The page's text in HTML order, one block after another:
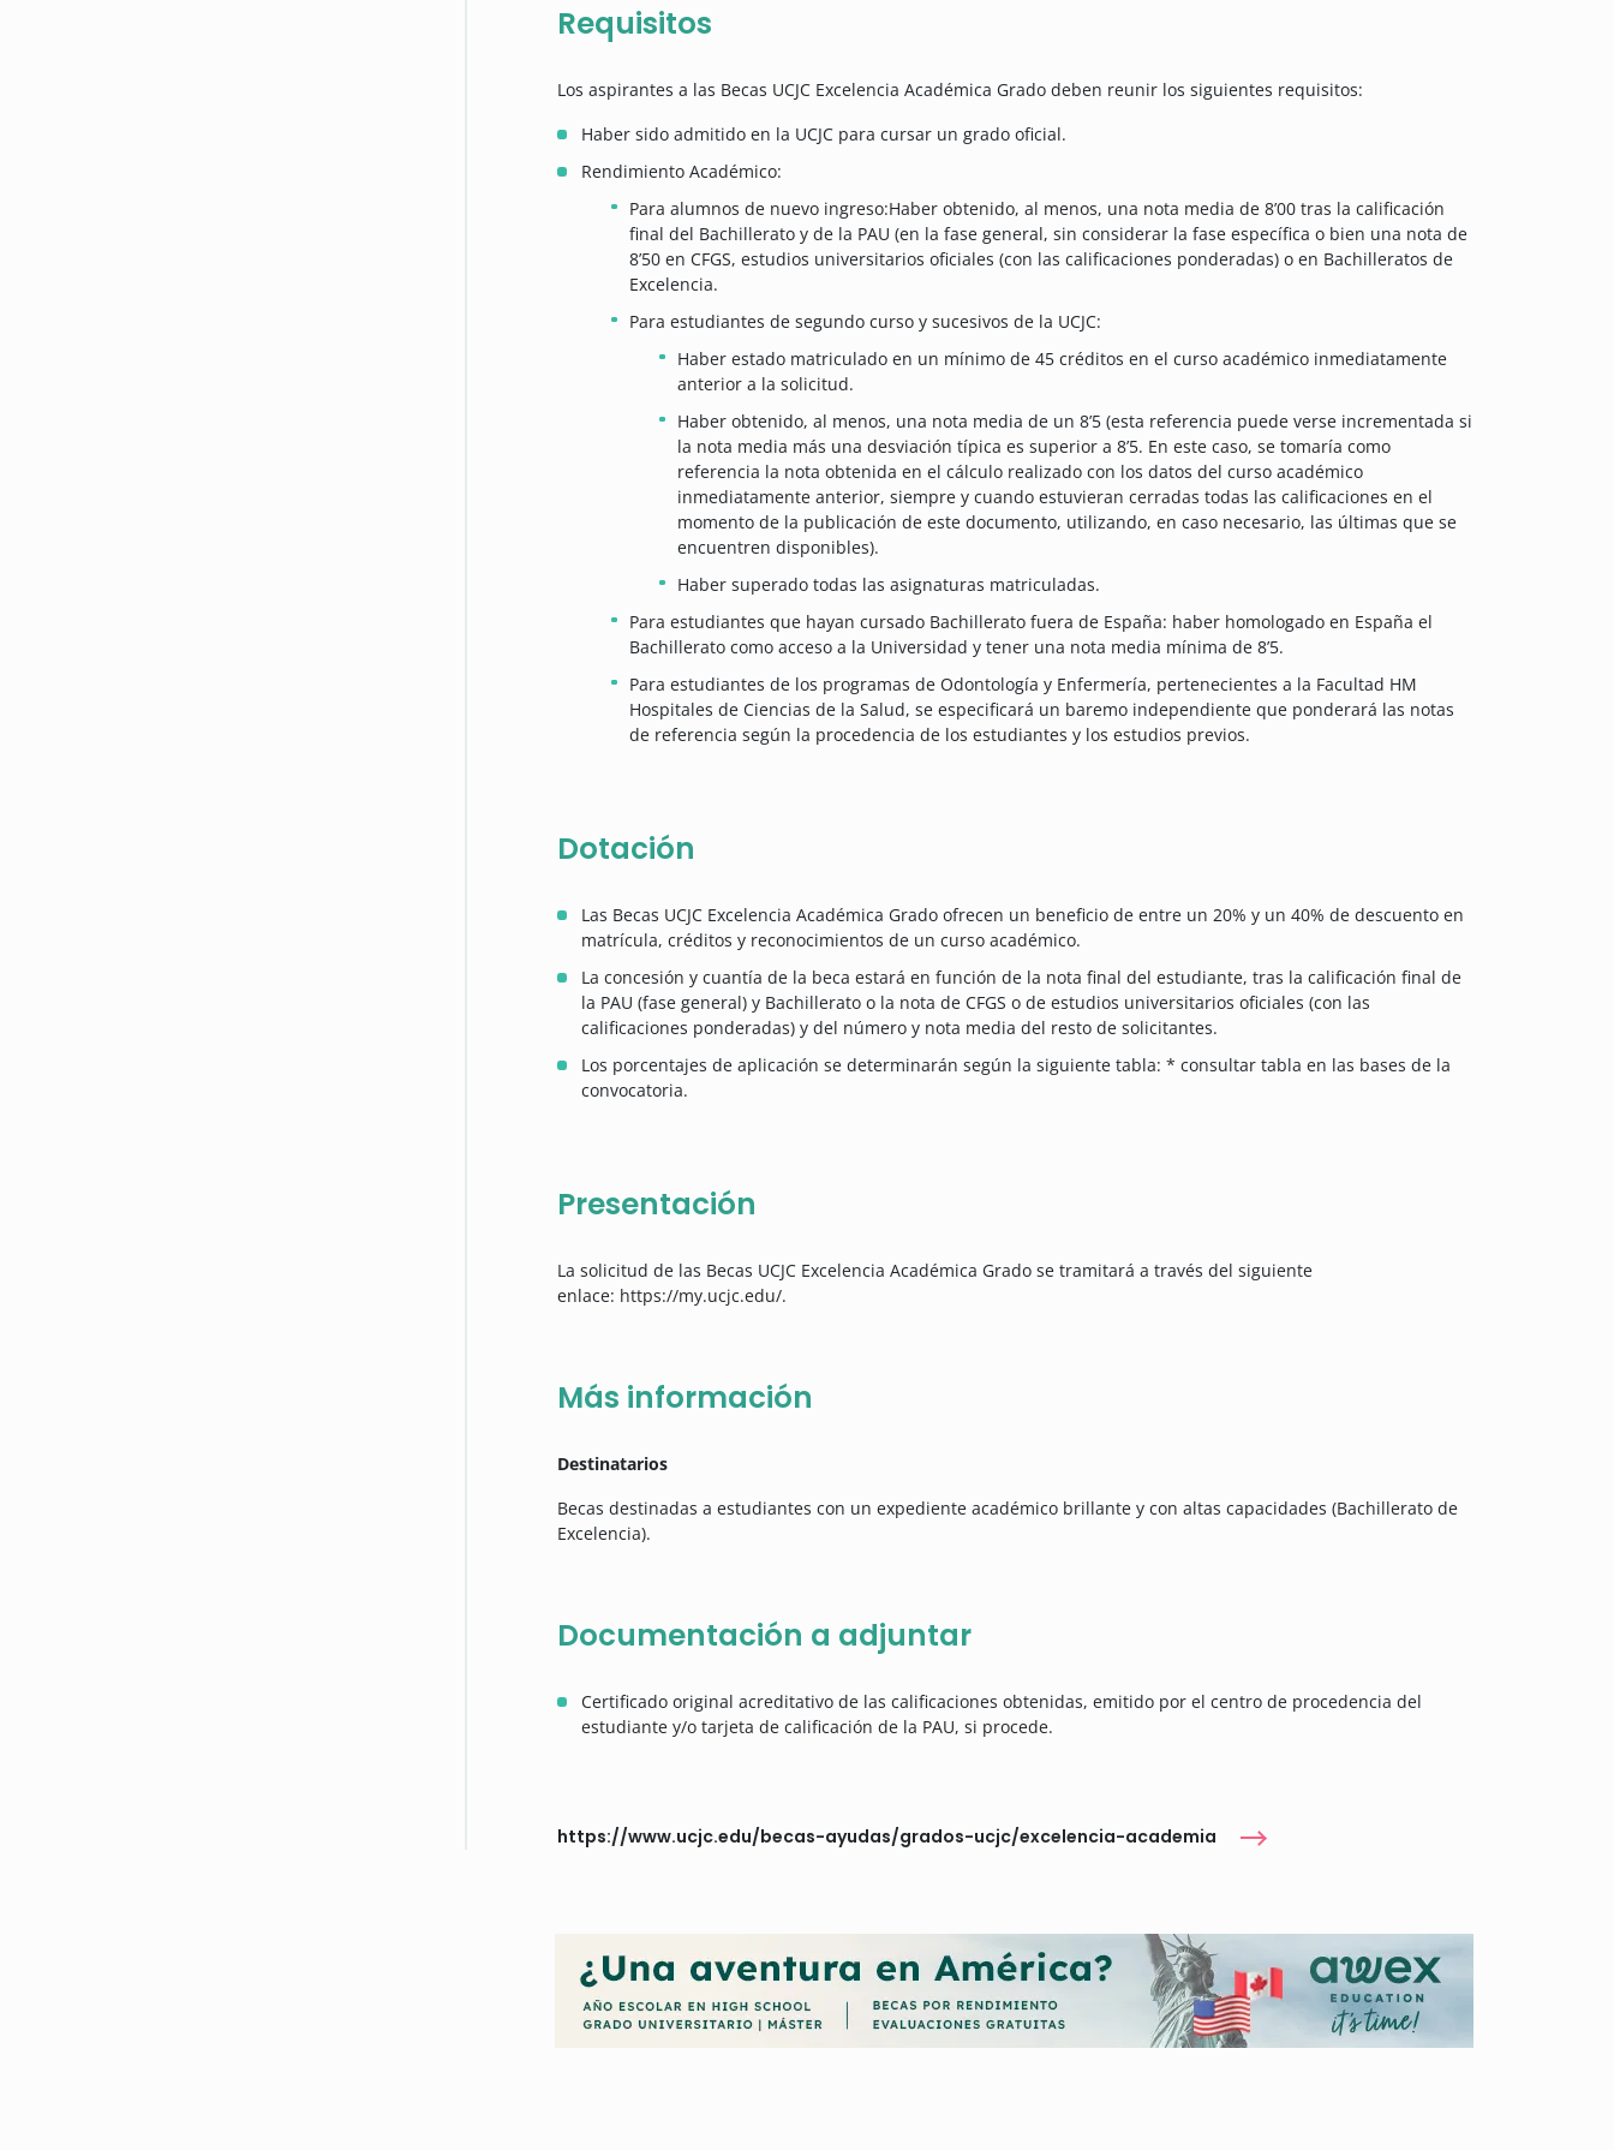
Requisitos
Los aspirantes a las Becas UCJC Excelencia Académica Grado deben reunir los siguientes requisitos:
Haber sido admitido en la UCJC para cursar un grado oficial.
Rendimiento Académico:
Para alumnos de nuevo ingreso:Haber obtenido, al menos, una nota media de 8’00 tras la calificación
final del Bachillerato y de la PAU (en la fase general, sin considerar la fase específica o bien una nota de
8’50 en CFGS, estudios universitarios oficiales (con las calificaciones ponderadas) o en Bachilleratos de
Excelencia.
Para estudiantes de segundo curso y sucesivos de la UCJC:
Haber estado matriculado en un mínimo de 45 créditos en el curso académico inmediatamente
anterior a la solicitud.
Haber obtenido, al menos, una nota media de un 8’5 (esta referencia puede verse incrementada si
la nota media más una desviación típica es superior a 8’5. En este caso, se tomaría como
referencia la nota obtenida en el cálculo realizado con los datos del curso académico
inmediatamente anterior, siempre y cuando estuvieran cerradas todas las calificaciones en el
momento de la publicación de este documento, utilizando, en caso necesario, las últimas que se
encuentren disponibles).
Haber superado todas las asignaturas matriculadas.
Para estudiantes que hayan cursado Bachillerato fuera de España: haber homologado en España el
Bachillerato como acceso a la Universidad y tener una nota media mínima de 8’5.
Para estudiantes de los programas de Odontología y Enfermería, pertenecientes a la Facultad HM
Hospitales de Ciencias de la Salud, se especificará un baremo independiente que ponderará las notas
de referencia según la procedencia de los estudiantes y los estudios previos.
Dotación
Las Becas UCJC Excelencia Académica Grado ofrecen un beneficio de entre un 20% y un 40% de descuento en
matrícula, créditos y reconocimientos de un curso académico.
La concesión y cuantía de la beca estará en función de la nota final del estudiante, tras la calificación final de
la PAU (fase general) y Bachillerato o la nota de CFGS o de estudios universitarios oficiales (con las
calificaciones ponderadas) y del número y nota media del resto de solicitantes.
Los porcentajes de aplicación se determinarán según la siguiente tabla: * consultar tabla en las bases de la
convocatoria.
Presentación
La solicitud de las Becas UCJC Excelencia Académica Grado se tramitará a través del siguiente
enlace: https://my.ucjc.edu/.
Más información
Destinatarios
Becas destinadas a estudiantes con un expediente académico brillante y con altas capacidades (Bachillerato de
Excelencia).
Documentación a adjuntar
Certificado original acreditativo de las calificaciones obtenidas, emitido por el centro de procedencia del
estudiante y/o tarjeta de calificación de la PAU, si procede.
https://www.ucjc.edu/becas-ayudas/grados-ucjc/excelencia-academia